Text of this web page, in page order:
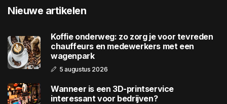
Nieuwe artikelen
Koffie onderweg: zo zorg je voor tevreden
chauffeurs en medewerkers met een
wagenpark
5 augustus 2026
Wanneer is een 3D-printservice
interessant voor bedrijven?